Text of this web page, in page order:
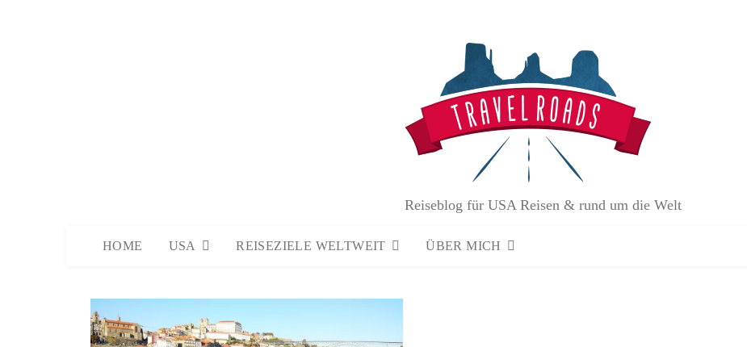
Reiseblog für USA Reisen & rund um die Welt
HOME USA REISEZIELE WELTWEIT ÜBER MICH